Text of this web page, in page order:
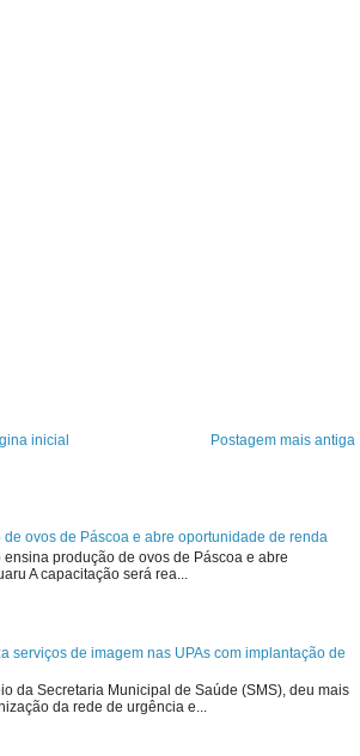
Postagem mais antiga
inicial
ovos de Páscoa e abre oportunidade de renda
produção de ovos de Páscoa e abre
A capacitação será rea...
serviços de imagem nas UPAs com implantação de
da Secretaria Municipal de Saúde (SMS), deu mais
da rede de urgência e...